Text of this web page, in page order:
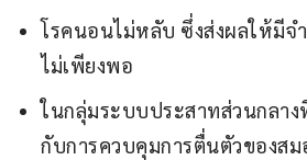
โรคนอนไม่หลับ ซึ่งส่งผลให้มีจ
ไม่เพียงพอ
ในกลุ่มระบบประสาทส่วนกลาง
กับการควบคุมการตื่นตัวของสม